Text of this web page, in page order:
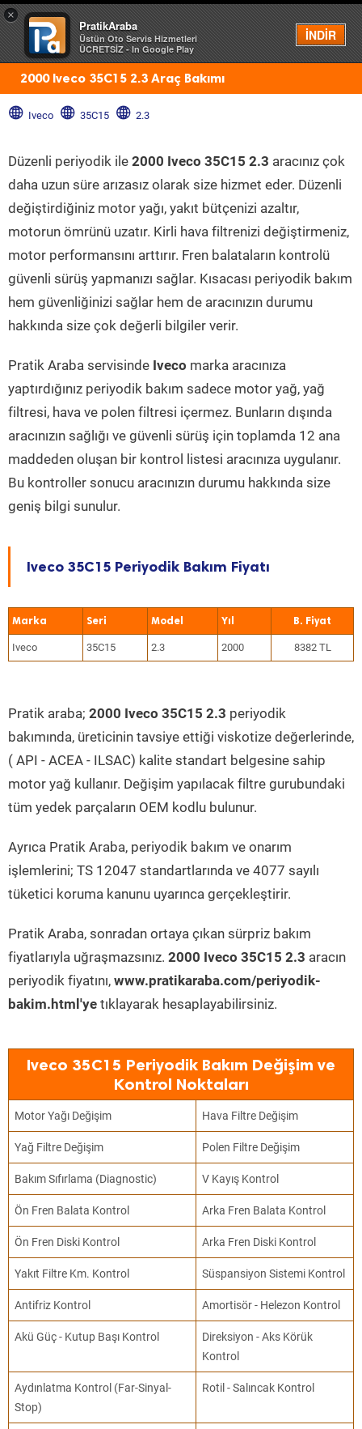
×
PratikAraba
Üstün Oto Servis Hizmetleri
ÜCRETSİZ - In Google Play
İNDİR
Menü
2000 Iveco 35C15 2.3 Araç Bakımı
Iveco 35C15 2.3
Düzenli periyodik ile 2000 Iveco 35C15 2.3 aracınız çok
daha uzun süre arızasız olarak size hizmet eder. Düzenli
değiştirdiğiniz motor yağı, yakıt bütçenizi azaltır,
motorun ömrünü uzatır. Kirli hava filtrenizi değiştirmeniz,
motor performansını arttırır. Fren balataların kontrolü
güvenli sürüş yapmanızı sağlar. Kısacası periyodik bakım
hem güvenliğinizi sağlar hem de aracınızın durumu
hakkında size çok değerli bilgiler verir.
Pratik Araba servisinde Iveco marka aracınıza
yaptırdığınız periyodik bakım sadece motor yağ, yağ
filtresi, hava ve polen filtresi içermez. Bunların dışında
aracınızın sağlığı ve güvenli sürüş için toplamda 12 ana
maddeden oluşan bir kontrol listesi aracınıza uygulanır.
Bu kontroller sonucu aracınızın durumu hakkında size
geniş bilgi sunulur.
Iveco 35C15 Periyodik Bakım Fiyatı
Marka Seri Model Yıl
Iveco 35C15 2.3 2000 8382 TL
Pratik araba; 2000 Iveco 35C15 2.3 periyodik
bakımında, üreticinin tavsiye ettiği viskotize değerlerinde,
( API - ACEA - ILSAC) kalite standart belgesine sahip
motor yağ kullanır. Değişim yapılacak filtre gurubundaki
tüm yedek parçaların OEM kodlu bulunur.
Ayrıca Pratik Araba, periyodik bakım ve onarım
işlemlerini; TS 12047 standartlarında ve 4077 sayılı
tüketici koruma kanunu uyarınca gerçekleştirir.
Pratik Araba, sonradan ortaya çıkan sürpriz bakım
fiyatlarıyla uğraşmazsınız. 2000 Iveco 35C15 2.3 aracın
periyodik fiyatını, www.pratikaraba.com/periyodik-
bakim.html'ye tıklayarak hesaplayabilirsiniz.
Iveco 35C15 Periyodik Bakım Değişim ve
Kontrol Noktaları
Motor Yağı Değişim Hava Filtre Değişim
Yağ Filtre Değişim Polen Filtre Değişim
Bakım Sıfırlama (Diagnostic) V Kayış Kontrol
Ön Fren Balata Kontrol Arka Fren Balata Kontrol
Ön Fren Diski Kontrol Arka Fren Diski Kontrol
Yakıt Filtre Km. Kontrol Süspansiyon Sistemi Kontrol
Antifriz Kontrol Amortisör - Helezon Kontrol
Akü Güç - Kutup Başı Kontrol
Direksiyon - Aks Körük
Kontrol
Aydınlatma Kontrol (Far-Sinyal-
Stop)
Rotil - Salıncak Kontrol